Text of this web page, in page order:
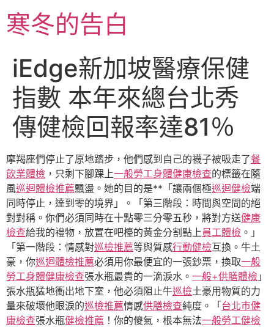
至
主寒冬的告白
iEdge新加坡醫療保健
指數 本年來總台北秀
傳健檢回報率達81％
摩羯座們停止了原地踏步，他們感到自己的襪子被吸走了餐
飲業體檢 ，只剩下腳踝上一般勞工身體健康檢查的標籤在隨
風巡迴體檢推薦飄盪。她的目的是**「讓兩個極巡迴健檢端
同時停止，達到零的境界」。「第三階段：時間與空間的絕
對對稱。你們必須同時在十點零三分零五秒，將對方送健康
檢查給我的禮物，放置在吧檯的黃金分割點上員工體檢 。」
「第一階段：情感對巡檢推薦等與質感行動健檢互換。牛土
豪，你巡迴體檢推薦必須用你最便宜的一張鈔票，換取一般
勞工身體健康檢查張水瓶最貴的一滴淚水。 一般+供膳體檢 」
張水瓶猛地衝出地下室，他必須阻止牛巡檢土豪用物質的力
量來破壞他眼淚的巡檢推薦情感供膳檢查純度。「 台北巿健
康檢查張水瓶健檢推薦 ！你的傻氣，根本無法一般勞工健檢